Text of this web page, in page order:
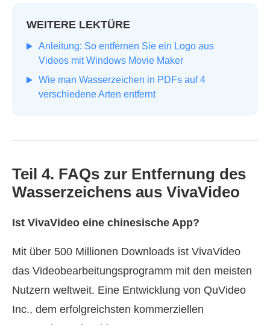
WEITERE LEKTÜRE
Anleitung: So entfernen Sie ein Logo aus
Videos mit Windows Movie Maker
Wie man Wasserzeichen in PDFs auf 4
verschiedene Arten entfernt
Teil 4. FAQs zur Entfernung des
Wasserzeichens aus VivaVideo
Ist VivaVideo eine chinesische App?
Mit über 500 Millionen Downloads ist VivaVideo
das Videobearbeitungsprogramm mit den meisten
Nutzern weltweit. Eine Entwicklung von QuVideo
Inc., dem erfolgreichsten kommerziellen